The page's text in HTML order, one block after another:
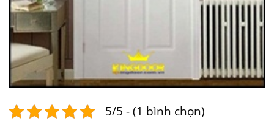
5/5 - (1 bình chọn)